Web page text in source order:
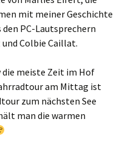
mit meiner Geschichte
den PC-Lautsprechern
Colbie Caillat.
meiste Zeit im Hof
am Mittag ist
zum nächsten See
man die warmen